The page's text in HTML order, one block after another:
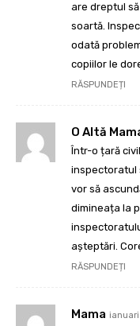
are dreptul
soartă.
odată
copiilor le
RĂSPUNDEȚI
O Altă
Într-o țară
inspectoratul
vor să
dimineața la
așteptări.
RĂSPUNDEȚI
Mama